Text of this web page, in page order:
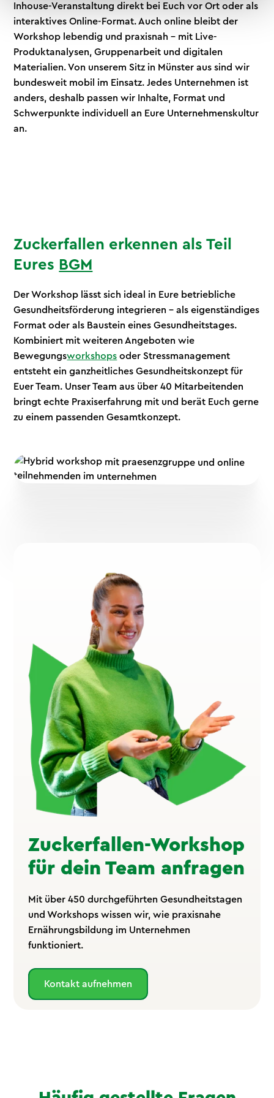
Inhouse-Veranstaltung direkt bei Euch vor Ort oder als
interaktives Online-Format. Auch online bleibt der
Workshop lebendig und praxisnah – mit Live-
Produktanalysen, Gruppenarbeit und digitalen
Materialien. Von unserem Sitz in Münster aus sind wir
bundesweit mobil im Einsatz. Jedes Unternehmen ist
anders, deshalb passen wir Inhalte, Format und
Schwerpunkte individuell an Eure Unternehmenskultur
an.
Zuckerfallen erkennen als Teil
Eures BGM
Der Workshop lässt sich ideal in Eure betriebliche
Gesundheitsförderung integrieren – als eigenständiges
Format oder als Baustein eines Gesundheitstages.
Kombiniert mit weiteren Angeboten wie
Bewegungsworkshops oder Stressmanagement
entsteht ein ganzheitliches Gesundheitskonzept für
Euer Team. Unser Team aus über 40 Mitarbeitenden
bringt echte Praxiserfahrung mit und berät Euch gerne
zu einem passenden Gesamtkonzept.
Zuckerfallen-Workshop
für dein Team anfragen
Mit über 450 durchgeführten Gesundheitstagen
und Workshops wissen wir, wie praxisnahe
Ernährungsbildung im Unternehmen
funktioniert.
Kontakt aufnehmen